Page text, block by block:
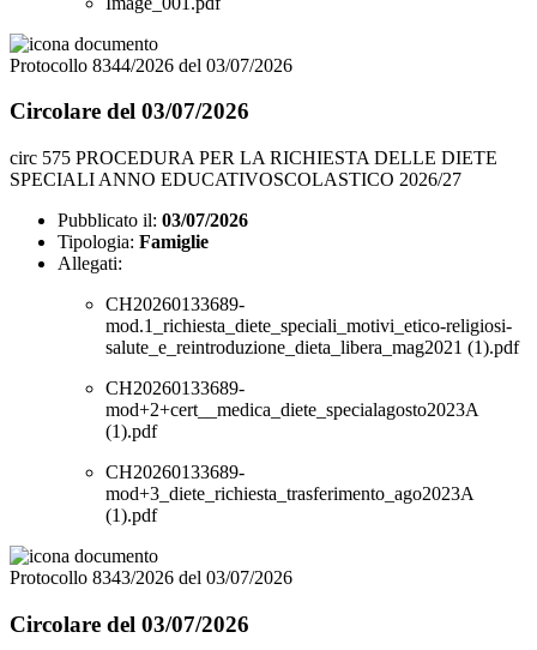
Protocollo 8344/2026 del 03/07/2026
Circolare del 03/07/2026
circ 575 PROCEDURA PER LA RICHIESTA DELLE DIETE
SPECIALI ANNO EDUCATIVOSCOLASTICO 2026/27
Pubblicato il: 03/07/2026
Tipologia: Famiglie
Allegati:
CH20260133689-
mod.1_richiesta_diete_speciali_motivi_etico-religiosi-
salute_e_reintroduzione_dieta_libera_mag2021 (1).pdf
CH20260133689-
mod+2+cert__medica_diete_specialagosto2023A
(1).pdf
CH20260133689-
mod+3_diete_richiesta_trasferimento_ago2023A
(1).pdf
Protocollo 8343/2026 del 03/07/2026
Circolare del 03/07/2026